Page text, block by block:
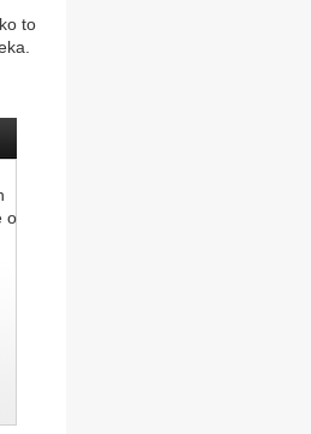
to
o